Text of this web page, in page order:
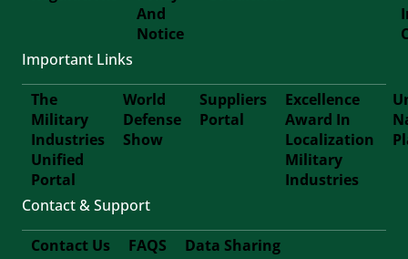
Third
And
Notice
Important Links
Footer
Forth
The
Military
Industries
Unified
Portal
World
Defense
Show
Suppliers
Portal
Excellence
Award In
Localization
Military
Industries
Contact & Support
Contact Us FAQS
Data Sharing